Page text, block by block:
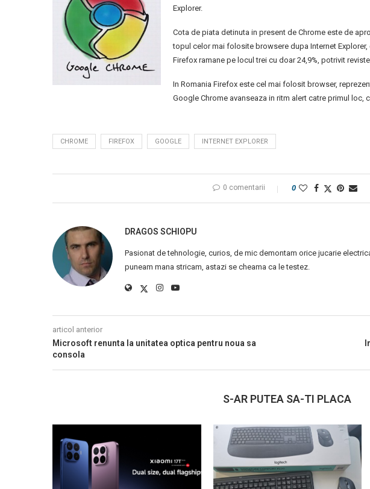
Explorer.
Cota de piata detinuta in present de Chrome este de
topul celor mai folosite browsere dupa Internet
Firefox ramane pe locul trei cu doar 24,9%, potrivit
In Romania Firefox este cel mai folosit browser,
Google Chrome avanseaza in ritm alert catre primul loc,
CHROME FIREFOX GOOGLE INTERNET EXPLORER
0 comentarii 0
DRAGOS SCHIOPU
Pasionat de tehnologie, curios, de mic demontam orice jucarie
puneam mana stricam, astazi se cheama ca le testez.
articol anterior
Microsoft renunta la unitatea optica pentru noua sa
consola
S-AR PUTEA SA-TI PLACA